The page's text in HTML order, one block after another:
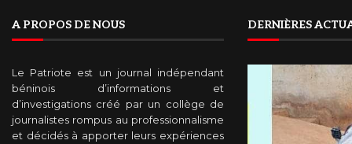
A PROPOS DE NOUS
Le Patriote est un journal indépendant
béninois d’informations et
d’investigations créé par un collège de
journalistes rompus au professionnalisme
et décidés à apporter leurs expériences
DERNIÈRES